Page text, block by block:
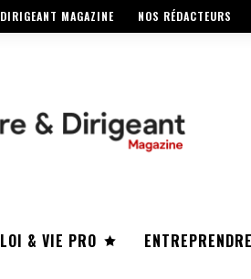
MAGAZINE NOS RÉDACTEURS
& VIE PRO ENTREPRENDRE